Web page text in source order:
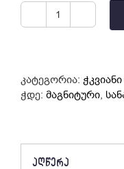
რაოდენობა:
RGB
+
Fi
კატეგორია:
ჭდე: მაგნიტური,
ᲐᲦᲬᲔᲠᲐ